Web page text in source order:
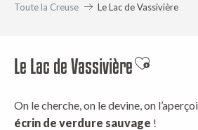
Toute la Creuse Le Lac de Vassivière
Le Lac de VassivièreAjouter
On le cherche, on le devine, on
écrin de verdure sauvage !